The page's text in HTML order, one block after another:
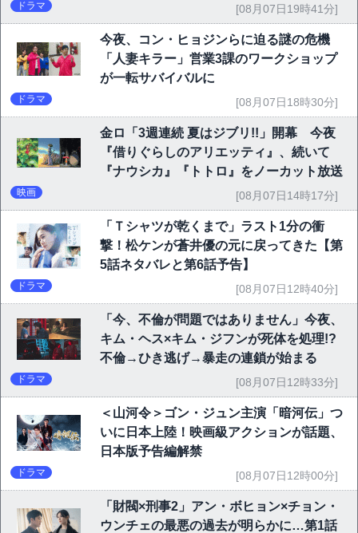
ドラマ [08月07日19時41分]
今夜、コン・ヒョジンらに迫る謎の危機
「人妻キラー」営業3課のワークショップ
が一転サバイバルに
ドラマ [08月07日18時30分]
金ロ「3週連続 夏はジブリ!!」開幕 今夜
『借りぐらしのアリエッティ』、続いて
『ナウシカ』『トトロ』をノーカット放送
映画 [08月07日14時17分]
「Ｔシャツが乾くまで」ラスト1分の衝
撃！松ケンが蒼井優の元に戻ってきた【第
5話ネタバレと第6話予告】
ドラマ [08月07日12時40分]
「今、不倫が問題ではありません」今夜、
キム・ヘス×キム・ジフンが死体を処理!?
不倫→ひき逃げ→暴走の連鎖が始まる
ドラマ [08月07日12時33分]
＜山河令＞ゴン・ジュン主演「暗河伝」つ
いに日本上陸！映画級アクションが話題、
日本版予告編解禁
ドラマ [08月07日12時00分]
「財閥×刑事2」アン・ボヒョン×チョン・
ウンチェの最悪の過去が明らかに…第1話